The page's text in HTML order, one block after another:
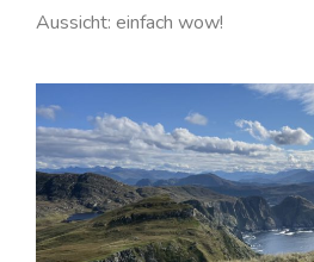
Aussicht: einfach wow!